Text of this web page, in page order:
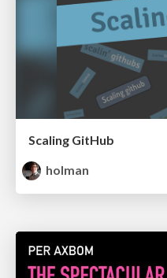
Scaling GitHub
holman